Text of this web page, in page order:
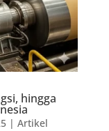
hingga
| Artikel